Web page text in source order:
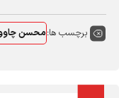
برچسب ها:محسن